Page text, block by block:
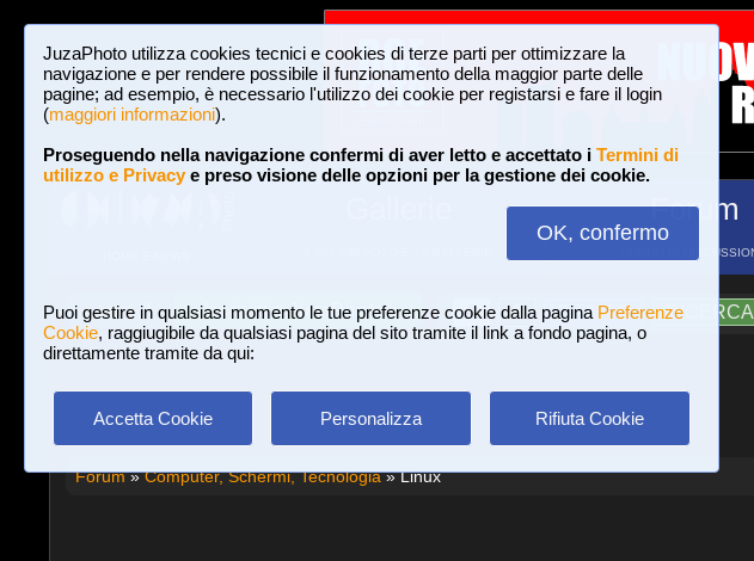
JuzaPhoto utilizza cookies tecnici e cookies di terze parti per ottimizzare la
navigazione e per rendere possibile il funzionamento della maggior parte delle
pagine; ad esempio, è necessario l'utilizzo dei cookie per registarsi e fare il login
(maggiori informazioni).
Proseguendo nella navigazione confermi di aver letto e accettato i Termini di
utilizzo e Privacye preso visione delle opzioni per la gestione dei cookie.
OK, confermo
Puoi gestire in qualsiasi momento le tue preferenze cookie dalla pagina Preferenze
Cookie, raggiugibile da qualsiasi pagina del sito tramite il link a fondo pagina, o
direttamente tramite da qui:
Accetta Cookie Personalizza Rifiuta Cookie
Forum
FORUM DI
Login Iscriviti a JuzaPhoto! A A ?AIUTO RICERCA
Forum»Computer, Schermi, Tecnologia» Linux